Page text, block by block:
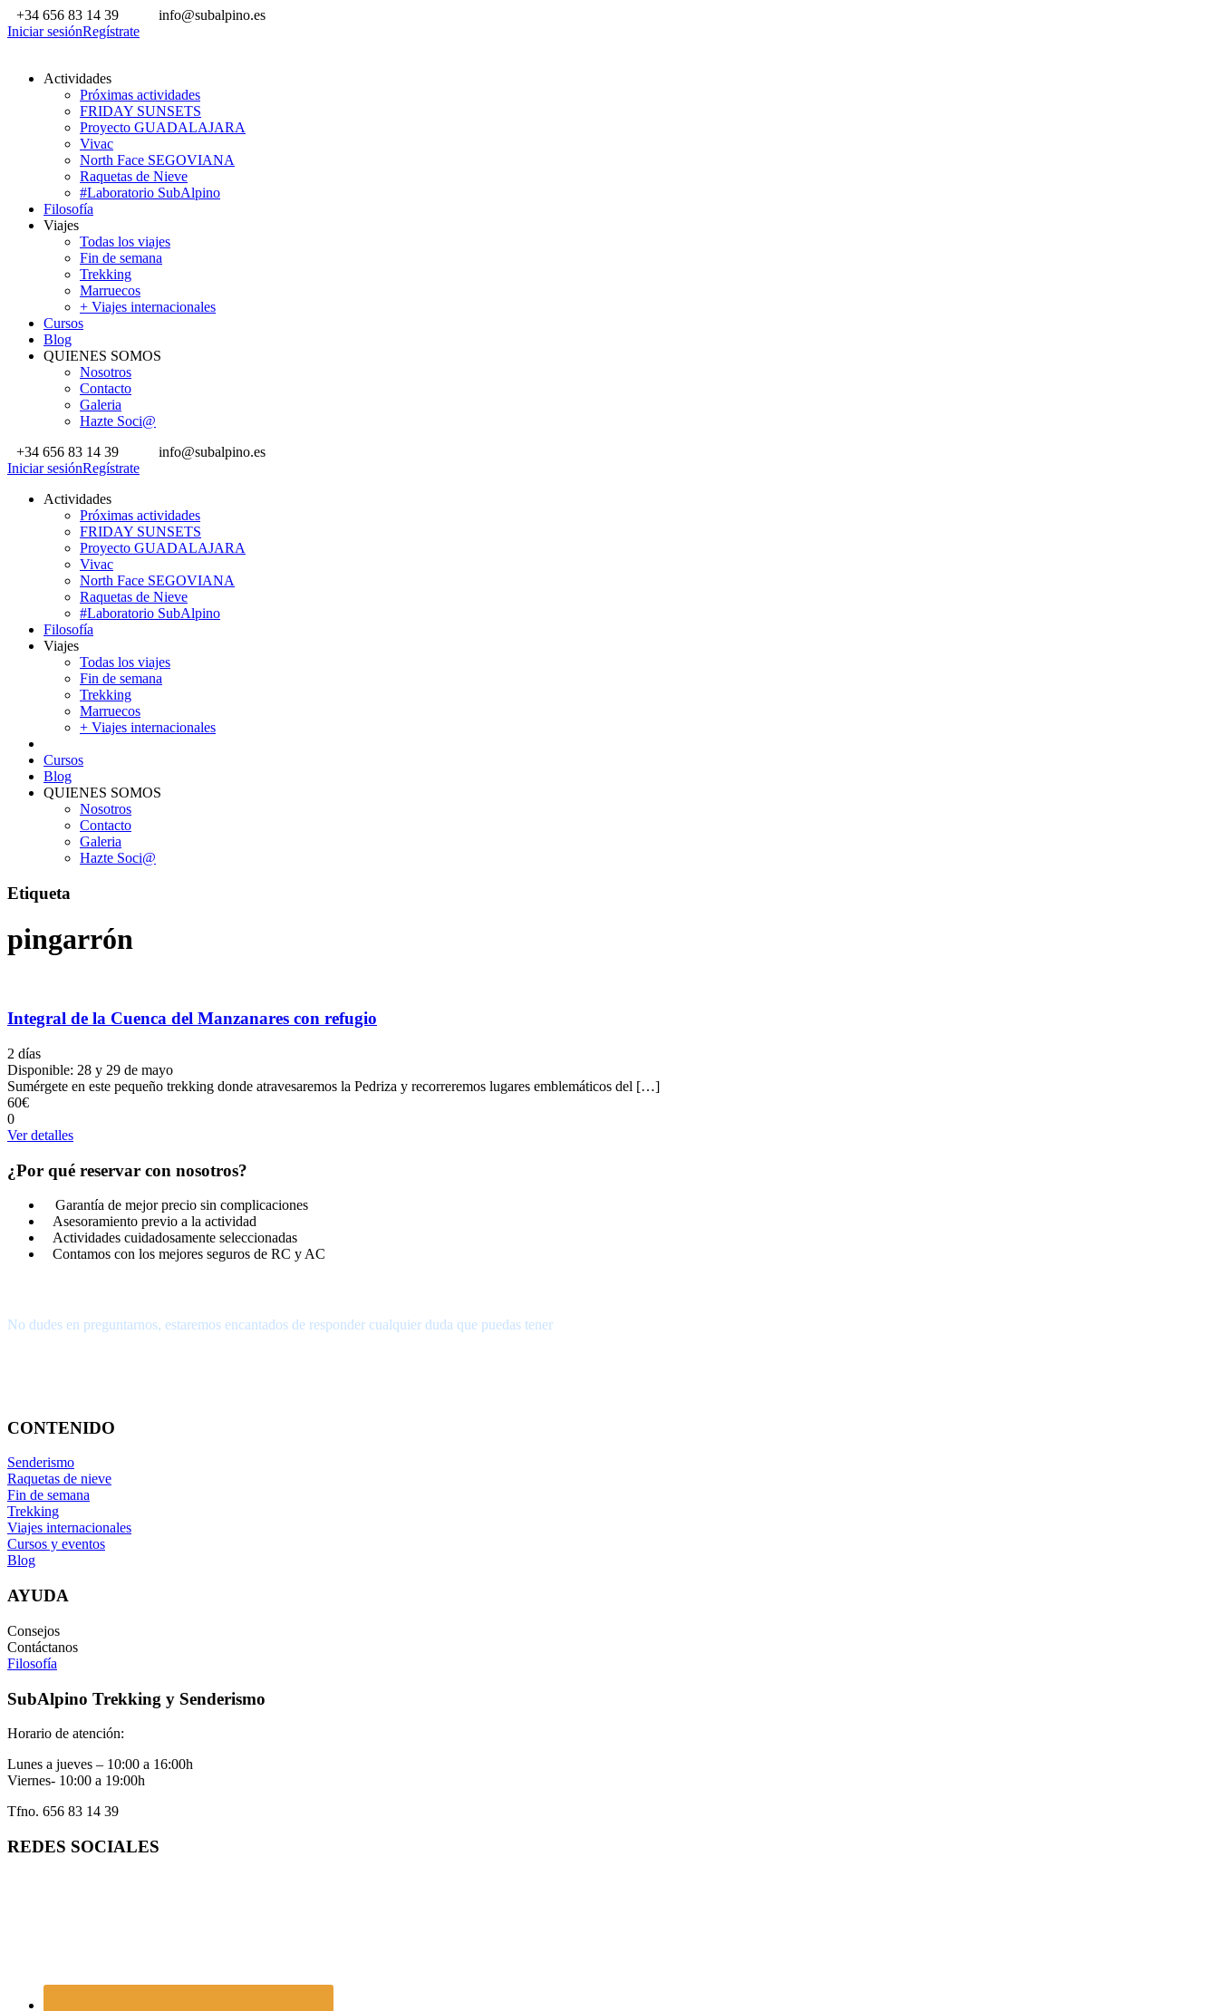
+34 656 83 14 39
info@subalpino.es
Iniciar sesiónRegístrate
Actividades
Próximas actividades
FRIDAY SUNSETS
Proyecto GUADALAJARA
Vivac
North Face SEGOVIANA
Raquetas de Nieve
#Laboratorio SubAlpino
Filosofía
Viajes
Todas los viajes
Fin de semana
Trekking
Marruecos
+ Viajes internacionales
Cursos
Blog
QUIENES SOMOS
Nosotros
Contacto
Galeria
Hazte Soci@
+34 656 83 14 39
info@subalpino.es
Iniciar sesiónRegístrate
Actividades
Próximas actividades
FRIDAY SUNSETS
Proyecto GUADALAJARA
Vivac
North Face SEGOVIANA
Raquetas de Nieve
#Laboratorio SubAlpino
Filosofía
Viajes
Todas los viajes
Fin de semana
Trekking
Marruecos
+ Viajes internacionales
Cursos
Blog
QUIENES SOMOS
Nosotros
Contacto
Galeria
Hazte Soci@
Etiqueta
pingarrón
Integral de la Cuenca del Manzanares con refugio
2 días
Disponible: 28 y 29 de mayo
Sumérgete en este pequeño trekking donde atravesaremos la Pedriza y recorreremos lugares emblemáticos del […]
60€
0
Ver detalles
¿Por qué reservar con nosotros?
Garantía de mejor precio sin complicaciones
Asesoramiento previo a la actividad
Actividades cuidadosamente seleccionadas
Contamos con los mejores seguros de RC y AC
No dudes en preguntarnos, estaremos encantados de responder cualquier duda que puedas tener
CONTENIDO
Senderismo
Raquetas de nieve
Fin de semana
Trekking
Viajes internacionales
Cursos y eventos
Blog
AYUDA
Consejos
Contáctanos
Filosofía
SubAlpino Trekking y Senderismo
Horario de atención:
Lunes a jueves – 10:00 a 16:00h
Viernes- 10:00 a 19:00h
Tfno. 656 83 14 39
REDES SOCIALES